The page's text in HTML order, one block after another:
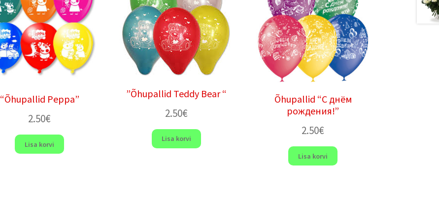
“Õhupallid Peppa”
2.50€
Lisa korvi
”Õhupallid Teddy Bear “
2.50€
Lisa korvi
Õhupallid “С днём
рождения!”
2.50€
Lisa korvi